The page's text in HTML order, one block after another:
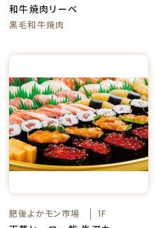
和牛焼肉リーベ
黒毛和牛焼肉
肥後よかモン市場 1F